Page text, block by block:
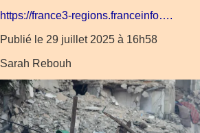
https://france3-regions.franceinfo….
Publié le 29 juillet 2025 à 16h58
Sarah Rebouh